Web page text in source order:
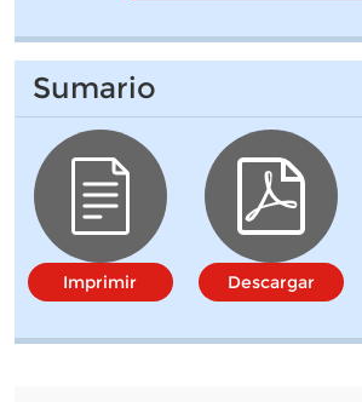
Sumario
Imprimir Descargar